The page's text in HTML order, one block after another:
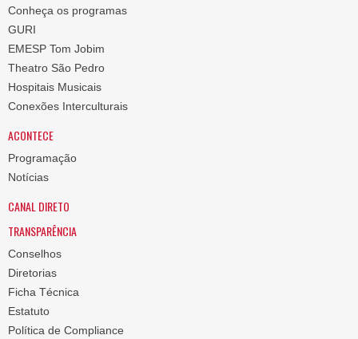
Conheça os programas
GURI
EMESP Tom Jobim
Theatro São Pedro
Hospitais Musicais
Conexões Interculturais
ACONTECE
Programação
Notícias
CANAL DIRETO
TRANSPARÊNCIA
Conselhos
Diretorias
Ficha Técnica
Estatuto
Política de Compliance